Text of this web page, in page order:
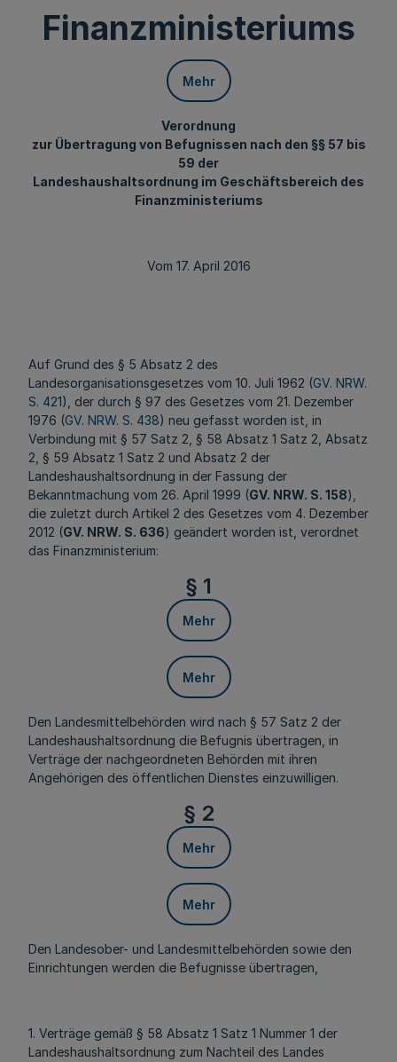
Finanzministeriums
Mehr
Verordnung
zur Übertragung von Befugnissen nach den §§ 57 bis
59 der
Landeshaushaltsordnung im Geschäftsbereich des
Finanzministeriums
Vom 17. April 2016
Auf Grund des § 5 Absatz 2 des
Landesorganisationsgesetzes vom 10. Juli 1962 (GV. NRW.
S. 421), der durch § 97 des Gesetzes vom 21. Dezember
1976 (GV. NRW. S. 438) neu gefasst worden ist, in
Verbindung mit § 57 Satz 2, § 58 Absatz 1 Satz 2, Absatz
2, § 59 Absatz 1 Satz 2 und Absatz 2 der
Landeshaushaltsordnung in der Fassung der
Bekanntmachung vom 26. April 1999 (GV. NRW. S. 158),
die zuletzt durch Artikel 2 des Gesetzes vom 4. Dezember
2012 (GV. NRW. S. 636) geändert worden ist, verordnet
das Finanzministerium:
§ 1
Mehr
Mehr
Den Landesmittelbehörden wird nach § 57 Satz 2 der
Landeshaushaltsordnung die Befugnis übertragen, in
Verträge der nachgeordneten Behörden mit ihren
Angehörigen des öffentlichen Dienstes einzuwilligen.
§ 2
Mehr
Mehr
Den Landesober- und Landesmittelbehörden sowie den
Einrichtungen werden die Befugnisse übertragen,
1. Verträge gemäß § 58 Absatz 1 Satz 1 Nummer 1 der
Landeshaushaltsordnung zum Nachteil des Landes